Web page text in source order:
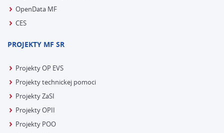
OpenData MF
CES
PROJEKTY MF SR
Projekty OP EVS
Projekty technickej pomoci
Projekty ZaSI
Projekty OPII
Projekty POO